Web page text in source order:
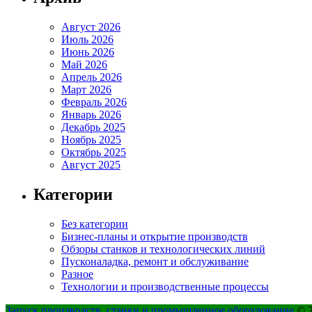
Август 2026
Июль 2026
Июнь 2026
Май 2026
Апрель 2026
Март 2026
Февраль 2026
Январь 2026
Декабрь 2025
Ноябрь 2025
Октябрь 2025
Август 2025
Категории
Без категории
Бизнес-планы и открытие производств
Обзоры станков и технологических линий
Пусконаладка, ремонт и обслуживание
Разное
Технологии и производственные процессы